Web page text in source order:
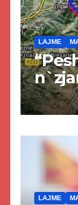
LAJME
LAJME